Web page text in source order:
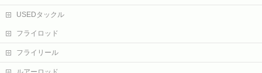
USEDタックル
フライロッド
フライリール